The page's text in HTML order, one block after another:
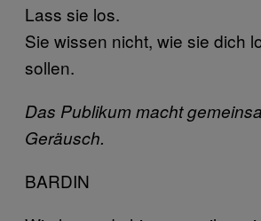
Lass sie los.
Sie wissen nicht, wie sie dich
sollen.
Das Publikum macht
Geräusch.
BARDIN